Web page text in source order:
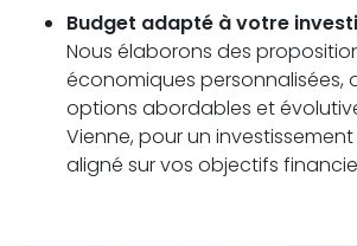
Budget adapté à votre
Nous élaborons des
économiques personnalisées,
options abordables et
Vienne, pour un
aligné sur vos objectifs